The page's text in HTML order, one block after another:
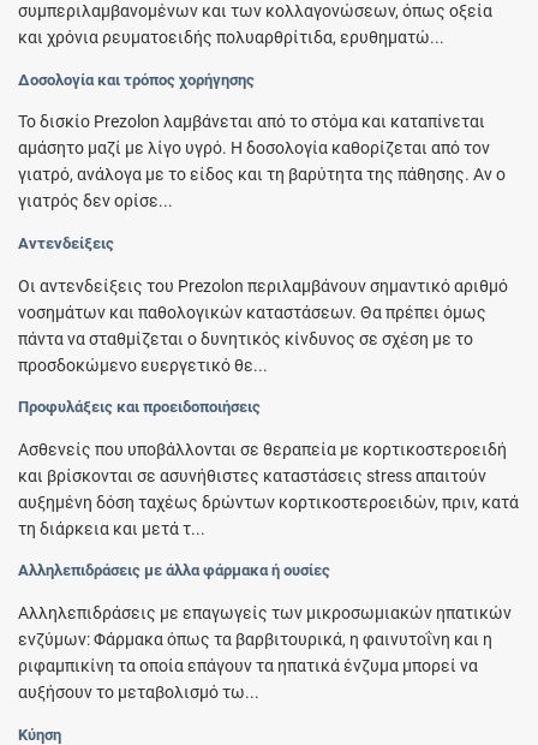
συμπεριλαμβανομένων και των κολλαγονώσεων, όπως οξεία
και χρόνια ρευματοειδής πολυαρθρίτιδα, ερυθηματώ...
Δοσολογία και τρόπος χορήγησης
Το δισκίο Prezolon λαμβάνεται από το στόμα και καταπίνεται
αμάσητο μαζί με λίγο υγρό. Η δοσολογία καθορίζεται από τον
γιατρό, ανάλογα με το είδος και τη βαρύτητα της πάθησης. Αν ο
γιατρός δεν ορίσε...
Αντενδείξεις
Οι αντενδείξεις του Prezolon περιλαμβάνουν σημαντικό αριθμό
νοσημάτων και παθολογικών καταστάσεων. Θα πρέπει όμως
πάντα να σταθμίζεται ο δυνητικός κίνδυνος σε σχέση με το
προσδοκώμενο ευεργετικό θε...
Προφυλάξεις και προειδοποιήσεις
Ασθενείς που υποβάλλονται σε θεραπεία με κορτικοστεροειδή
και βρίσκονται σε ασυνήθιστες καταστάσεις stress απαιτούν
αυξημένη δόση ταχέως δρώντων κορτικοστεροειδών, πριν, κατά
τη διάρκεια και μετά τ...
Αλληλεπιδράσεις με άλλα φάρμακα ή ουσίες
Αλληλεπιδράσεις με επαγωγείς των μικροσωμιακών ηπατικών
ενζύμων: Φάρμακα όπως τα βαρβιτουρικά, η φαινυτοΐνη και η
ριφαμπικίνη τα οποία επάγουν τα ηπατικά ένζυμα μπορεί να
αυξήσουν το μεταβολισμό τω...
Κύηση